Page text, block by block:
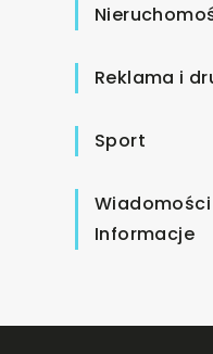
Reklama i
Sport
Informacje